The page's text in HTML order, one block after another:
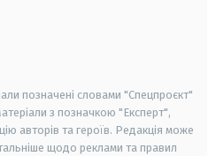
позначені словами "Спецпроєкт"
з позначкою "Експерт",
авторів та героїв. Редакція може
щодо реклами та правил